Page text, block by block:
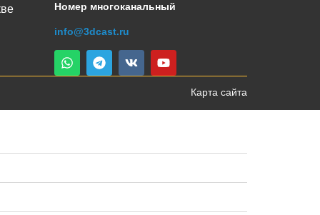
Номер многоканальный
info@3dcast.ru
Карта сайта